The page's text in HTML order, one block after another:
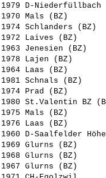
1979 D-
1970 Mals (BZ)
1974 Schlanders
1972 Laives (BZ)
1963 Jenesien
1978 Lajen (BZ)
1964 Laas (BZ)
1981 Schnals (BZ)
1974 Prad (BZ)
1980 St.Valentin
1975 Mals (BZ)
1976 Laas (BZ)
1960 D-
1969 Glurns
1968 Glurns (BZ)
1967 Glurns (BZ)